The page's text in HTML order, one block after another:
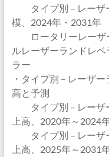
タイプ別 – レーザ
模、2024年・2031年
ロータリーレーザ
ルレーザーランドレ
ラー
・タイプ別 – レーザ
高と予測
タイプ別 – レーザ
上高、2020年～2024
タイプ別 – レーザ
上高、2025年～2031